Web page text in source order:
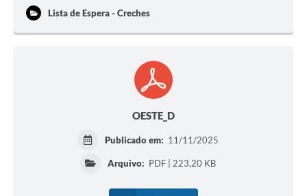
Lista de Espera - Creches
OESTE_D
Publicado em: 11/11/2025
Arquivo: PDF | 223,20 KB